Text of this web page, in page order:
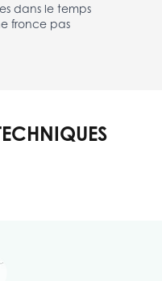
dans le temps
fronce pas